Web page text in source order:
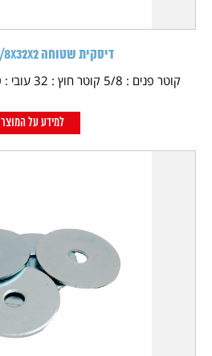
דיסקית שטוחה 5/8X32X2 - מגולוון
קוטר פנים : 5/8 קוטר חוץ : 32 עובי : 1.5-2.0 כמות בקופסא...
למידע על המוצר